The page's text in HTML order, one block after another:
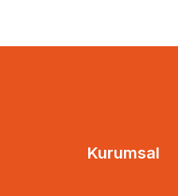
Kurumsal